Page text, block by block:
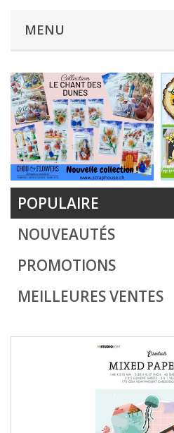
MENU
POPULAIRE
NOUVEAUTÉS
PROMOTIONS
MEILLEURES VENTES